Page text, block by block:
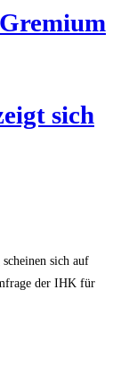
sich
sich auf
der IHK für